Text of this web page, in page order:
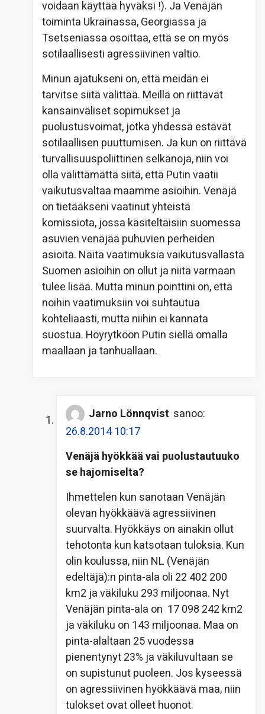
voidaan käyttää hyväksi !). Ja Venäjän
toiminta Ukrainassa, Georgiassa ja
Tsetseniassa osoittaa, että se on myös
sotilaallisesti agressiivinen valtio.
Minun ajatukseni on, että meidän ei
tarvitse siitä välittää. Meillä on riittävät
kansainväliset sopimukset ja
puolustusvoimat, jotka yhdessä estävät
sotilaallisen puuttumisen. Ja kun on riittävä
turvallisuuspoliittinen selkänoja, niin voi
olla välittämättä siitä, että Putin vaatii
vaikutusvaltaa maamme asioihin. Venäjä
on tietääkseni vaatinut yhteistä
komissiota, jossa käsiteltäisiin suomessa
asuvien venäjää puhuvien perheiden
asioita. Näitä vaatimuksia vaikutusvallasta
Suomen asioihin on ollut ja niitä varmaan
tulee lisää. Mutta minun pointtini on, että
noihin vaatimuksiin voi suhtautua
kohteliaasti, mutta niihin ei kannata
suostua. Höyrytköön Putin siellä omalla
maallaan ja tanhuallaan.
Jarno Lönnqvist sanoo:
26.8.2014 10:17
Venäjä hyökkää vai puolustautuuko
se hajomiselta?
Ihmettelen kun sanotaan Venäjän
olevan hyökkäävä agressiivinen
suurvalta. Hyökkäys on ainakin ollut
tehotonta kun katsotaan tuloksia. Kun
olin koulussa, niin NL (Venäjän
edeltäjä):n pinta-ala oli 22 402 200
km2 ja väkiluku 293 miljoonaa. Nyt
Venäjän pinta-ala on 17 098 242 km2
ja väkiluku on 143 miljoonaa. Maa on
pinta-alaltaan 25 vuodessa
pienentynyt 23% ja väkiluvultaan se
on supistunut puoleen. Jos kyseessä
on agressiivinen hyökkäävä maa, niin
tulokset ovat olleet huonot.